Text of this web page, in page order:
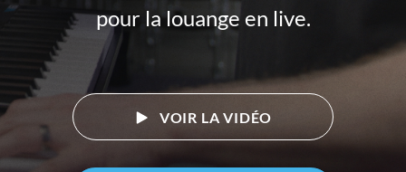
pour la louange en live.
VOIR LA VIDÉO